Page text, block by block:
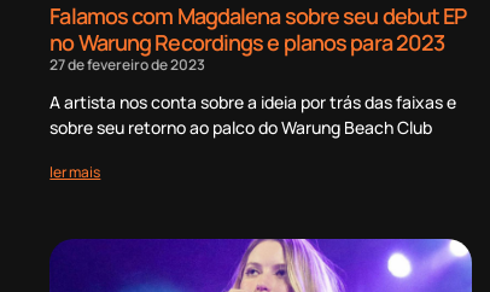
Falamos com Magdalena sobre seu debut EP
no Warung Recordings e planos para 2023
27 de fevereiro de 2023
A artista nos conta sobre a ideia por trás das faixas e
sobre seu retorno ao palco do Warung Beach Club
ler mais